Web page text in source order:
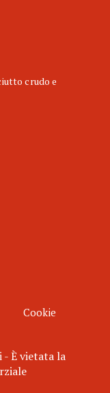
crudo e
Cookie
È vietata la